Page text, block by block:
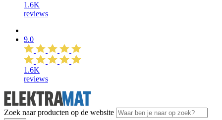
1.6K
reviews
9.0
1.6K
reviews
Zoek naar producten op de website